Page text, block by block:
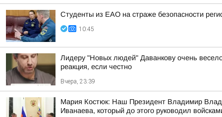
Студенты из ЕАО на страже безопасности
10:45
Лидеру "Новых людей" Даванкову очень
реакция, если честно
Вчера, 23:39
Мария Костюк: Наш Президент Владимир
Иванаева, который до этого руководил